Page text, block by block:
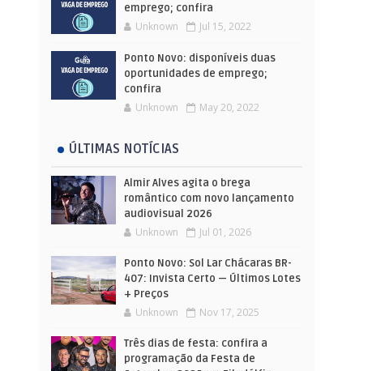
emprego; confira
Unknown Jul 15, 2022
Ponto Novo: disponíveis duas
oportunidades de emprego;
confira
Unknown May 20, 2022
ÚLTIMAS NOTÍCIAS
Almir Alves agita o brega
romântico com novo lançamento
audiovisual 2026
Unknown Jul 01, 2026
Ponto Novo: Sol Lar Chácaras BR-
407: Invista Certo — Últimos Lotes
+ Preços
Unknown Nov 17, 2025
Três dias de festa: confira a
programação da Festa de